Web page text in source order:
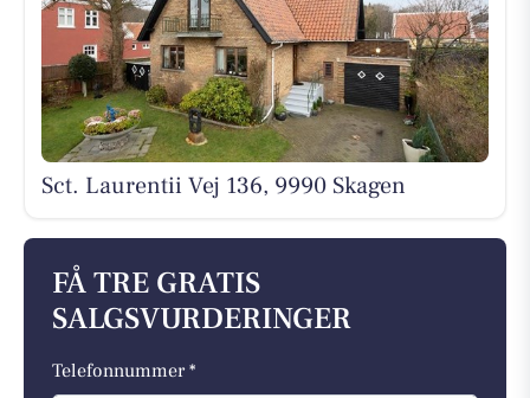
Sct. Laurentii Vej 136, 9990 Skagen
FÅ TRE GRATIS
SALGSVURDERINGER
Telefonnummer *